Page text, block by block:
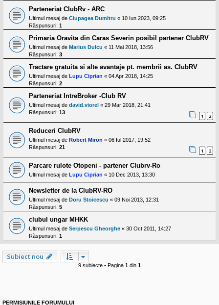
m
a
n
i
a
Parteneriat ClubRv - ARC
Ultimul mesaj de Ciupagea Dumitru « 10 Iun 2023, 09:25
Răspunsuri: 1
Primaria Oravita din Caras Severin posibil partener ClubRV
Ultimul mesaj de Marius Dulcu « 11 Mai 2018, 13:56
Răspunsuri: 3
Tractare gratuita si alte avantaje pt. membrii as. ClubRV
Ultimul mesaj de Lupu Ciprian « 04 Apr 2018, 14:25
Răspunsuri: 2
Parteneriat IntreBroker -Club RV
Ultimul mesaj de david.viorel « 29 Mar 2018, 21:41
Răspunsuri: 13
1 2
Reduceri ClubRV
Ultimul mesaj de Robert Miron « 06 Iul 2017, 19:52
Răspunsuri: 21
1 2
Parcare rulote Otopeni - partener Clubrv-Ro
Ultimul mesaj de Lupu Ciprian « 10 Dec 2013, 13:30
Newsletter de la ClubRV-RO
Ultimul mesaj de Doru Stoicescu « 09 Noi 2013, 12:31
Răspunsuri: 5
clubul ungar MHKK
Ultimul mesaj de Serpescu Gheorghe « 30 Oct 2011, 14:27
Răspunsuri: 1
Subiect nou
9 subiecte • Pagina 1 din 1
PERMISIUNILE FORUMULUI